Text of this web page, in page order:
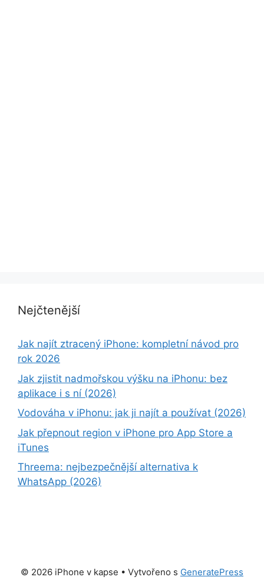
Nejčtenější
Jak najít ztracený iPhone: kompletní návod pro
rok 2026
Jak zjistit nadmořskou výšku na iPhonu: bez
aplikace i s ní (2026)
Vodováha v iPhonu: jak ji najít a používat (2026)
Jak přepnout region v iPhone pro App Store a
iTunes
Threema: nejbezpečnější alternativa k
WhatsApp (2026)
© 2026 iPhone v kapse • Vytvořeno s GeneratePress